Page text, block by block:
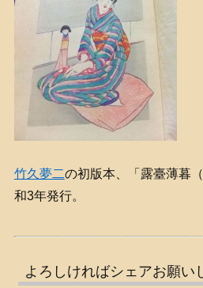
竹久夢二の初版本、「露臺薄暮
和3年発行。
よろしければシェアお願い